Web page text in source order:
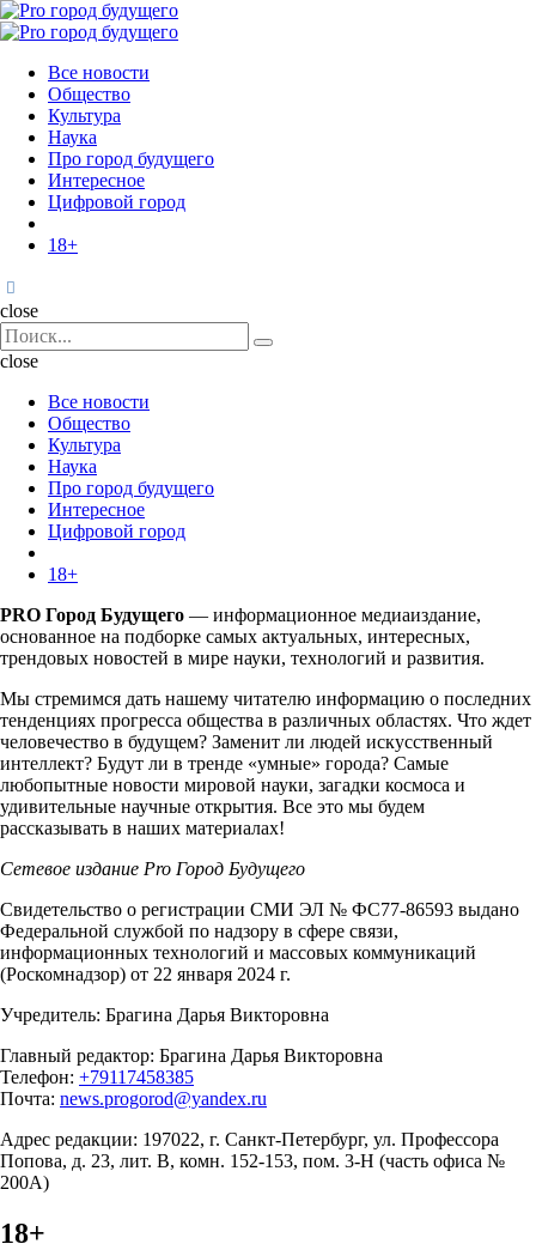
Menu
Поиск
Menu
Pro
Все новости
Общество
Культура
Наука
Про город будущего
Интересное
Цифровой город
18+
Поиск
close
Search
for:
Поиск
close
Все новости
Общество
Культура
Наука
Про город будущего
Интересное
Цифровой город
18+
PRO Город Будущего — информационное медиаиздание,
основанное на подборке самых актуальных, интересных,
трендовых новостей в мире науки, технологий и развития.
Мы стремимся дать нашему читателю информацию о последних
тенденциях прогресса общества в различных областях. Что ждет
человечество в будущем? Заменит ли людей искусственный
интеллект? Будут ли в тренде «умные» города? Самые
любопытные новости мировой науки, загадки космоса и
удивительные научные открытия. Все это мы будем
рассказывать в наших материалах!
Сетевое издание Pro Город Будущего
Свидетельство о регистрации СМИ ЭЛ № ФС77-86593 выдано
Федеральной службой по надзору в сфере связи,
информационных технологий и массовых коммуникаций
(Роскомнадзор) от 22 января 2024 г.
Учредитель: Брагина Дарья Викторовна
Главный редактор: Брагина Дарья Викторовна
Телефон: +79117458385
Почта: news.progorod@yandex.ru
Адрес редакции: 197022, г. Санкт-Петербург, ул. Профессора
Попова, д. 23, лит. В, комн. 152-153, пом. 3-Н (часть офиса №
200А)
18+